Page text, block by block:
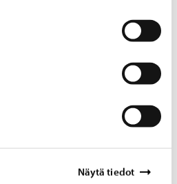
Näytä tiedot